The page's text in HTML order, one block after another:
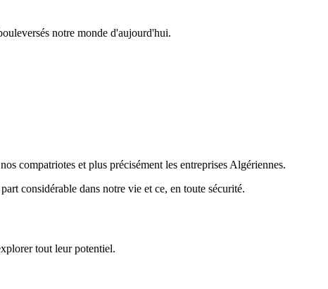
notre monde d'aujourd'hui.
compatriotes et plus précisément les entreprises Algériennes.
considérable dans notre vie et ce, en toute sécurité.
tout leur potentiel.